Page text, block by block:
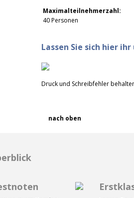
Maximalteilnehmerzahl:
40 Personen
Lassen Sie sich hier
Druck und Schreibfehler
nach oben